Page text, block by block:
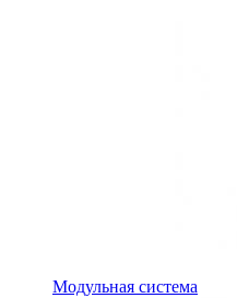
Модульная система